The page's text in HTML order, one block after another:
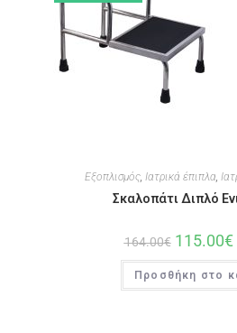
Εξοπλισμός, Ιατρικά έπιπλα,
Σκαλοπάτι Διπλό
164.00€ 115.00€
Προσθήκη στο